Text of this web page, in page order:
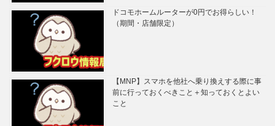
ドコモホームルーターが0円でお得らしい！
（期間・店舗限定）
【MNP】スマホを他社へ乗り換えする際に事
前に行っておくべきこと＋知っておくとよい
こと